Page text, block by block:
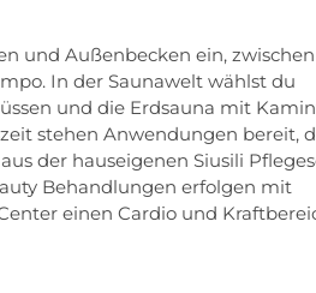
und Außenbecken ein, zwischen
In der Saunawelt wählst du
und die Erdsauna mit
stehen Anwendungen bereit,
der hauseigenen Siusili
Behandlungen erfolgen mit
einen Cardio und